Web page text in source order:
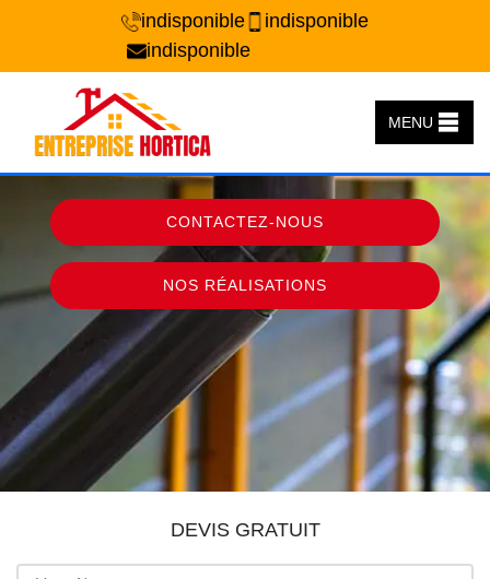
indisponible
indisponible
indisponible
MENU
CONTACTEZ-NOUS
NOS RÉALISATIONS
DEVIS GRATUIT